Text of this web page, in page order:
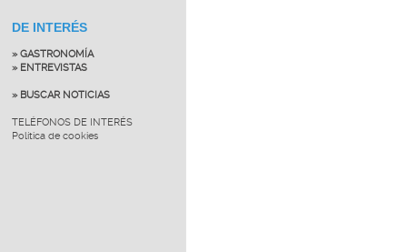
DE INTERÉS
» GASTRONOMÍA
» ENTREVISTAS
» BUSCAR NOTICIAS
TELÉFONOS DE INTERÉS
Política de cookies